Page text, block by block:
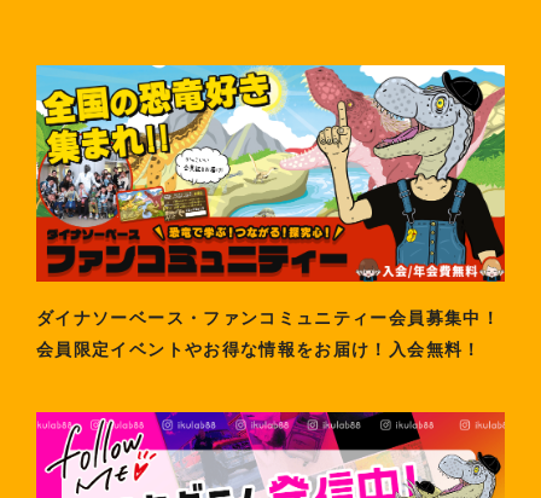
ダイナソーベース・ファンコミュニティー会員募集中！
会員限定イベントやお得な情報をお届け！入会無料！